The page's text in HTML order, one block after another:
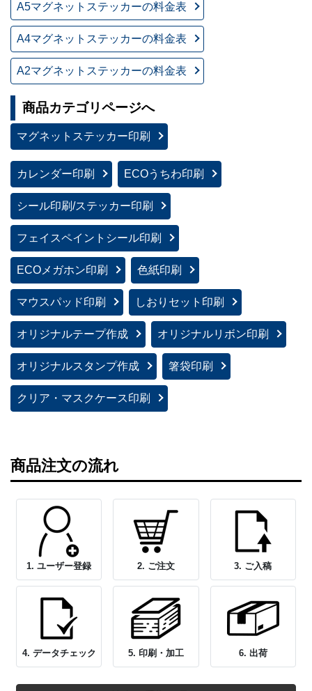
A5マグネットステッカーの料金表
A4マグネットステッカーの料金表
A2マグネットステッカーの料金表
商品カテゴリページへ
マグネットステッカー印刷
カレンダー印刷 ECOうちわ印刷
シール印刷/ステッカー印刷
フェイスペイントシール印刷
ECOメガホン印刷 色紙印刷
マウスパッド印刷 しおりセット印刷
オリジナルテープ作成 オリジナルリボン印刷
オリジナルスタンプ作成 箸袋印刷
クリア・マスクケース印刷
商品注文の流れ
1. ユーザー登録 2. ご注文 3. ご入稿
4. データチェック 5. 印刷・加工 6. 出荷